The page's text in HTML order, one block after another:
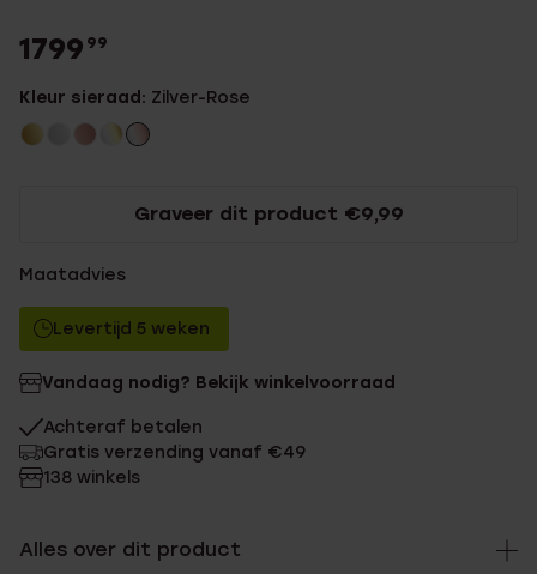
1799 99
Kleur sieraad: Zilver-Rose
Graveer dit product €9,99
Maatadvies
Levertijd 5 weken
Vandaag nodig? Bekijk winkelvoorraad
Achteraf betalen
Gratis verzending vanaf €49
138 winkels
Alles over dit product